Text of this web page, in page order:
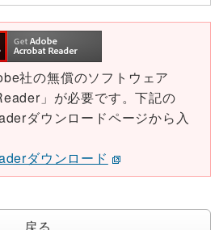
社の無償のソフトウェア
」が必要です。下記の
ダウンロードページから入
ダウンロード
戻る